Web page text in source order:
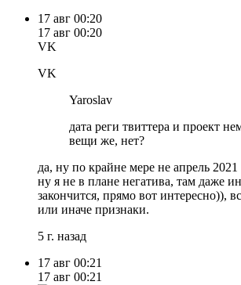
17 авг 00:20
17 авг 00:20
VK
VK
Yaroslav
дата реги твиттера и проект
вещи же, нет?
да, ну по крайне мере не апрель 2021
ну я не в плане негатива, там даже
закончится, прямо вот интересно)),
или иначе признаки.
5 г. назад
17 авг 00:21
17 авг 00:21